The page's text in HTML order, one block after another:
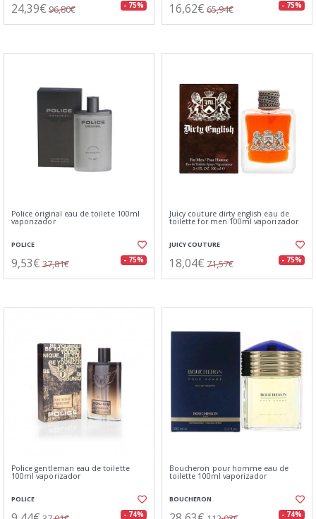
24,39€ 96,80€ - 75% 16,62€ 65,94€ - 75%
Police original eau de toilete 100ml
vaporizador
POLICE
9,53€ 37,81€ - 75%
Juicy couture dirty english eau de
toilette for men 100ml vaporizador
JUICY COUTURE
18,04€ 71,57€ - 75%
Police gentleman eau de toilette
100ml vaporizador
POLICE
- 74%
Boucheron pour homme eau de
toilette 100ml vaporizador
BOUCHERON
- 74%